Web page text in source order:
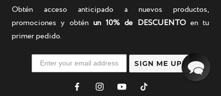
Obtén acceso anticipado a nuevos productos,
promociones y obtén un 10% de DESCUENTOen tu
primer pedido.
SIGN ME UP!